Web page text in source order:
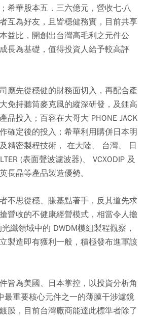
希華股本五．三六億元，營收七‧八
互為好友，且皆穩健務實，目前共享
益比，開創出台灣高毛利之元件公
長為基礎，值得投資人給予較高評
應先從穩健的財務面切入，再配合產
免持聽筒麥克風的縱深研發，及鋰高
品投入；百容在大哥大 PHONE JACK
確定後的投入；希華利用購併日本明
精密製程技術， 在大陸、 台灣、 日
(表面聲波濾波器)、 VCXODIP 及
長晶等產品製造優勢。
不思從穩、賺基點著手，反其道先求
營收的不健康經營模式，相當令人擔
纖領域中的 DWDM模組製程觀察，
製造即有獲利一般，積極發布進軍該
皆為美國、日本掌控，以投資分析角
最重要核心元件之一的薄膜干涉濾鏡
膜，目前台灣廠商能達此標準者除了